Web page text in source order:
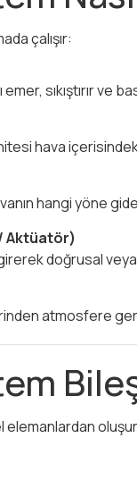
çalışır:
sıkıştırır ve
hava
hangi yöne
Aktüatör)
doğrusal
atmosfere geri
elemanlardan